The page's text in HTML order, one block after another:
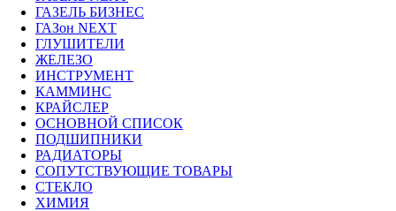
ГАЗЕЛЬ БИЗНЕС
ГАЗон NEXT
ГЛУШИТЕЛИ
ЖЕЛЕЗО
ИНСТРУМЕНТ
КАММИНС
КРАЙСЛЕР
ОСНОВНОЙ СПИСОК
ПОДШИПНИКИ
РАДИАТОРЫ
СОПУТСТВУЮЩИЕ ТОВАРЫ
СТЕКЛО
ХИМИЯ